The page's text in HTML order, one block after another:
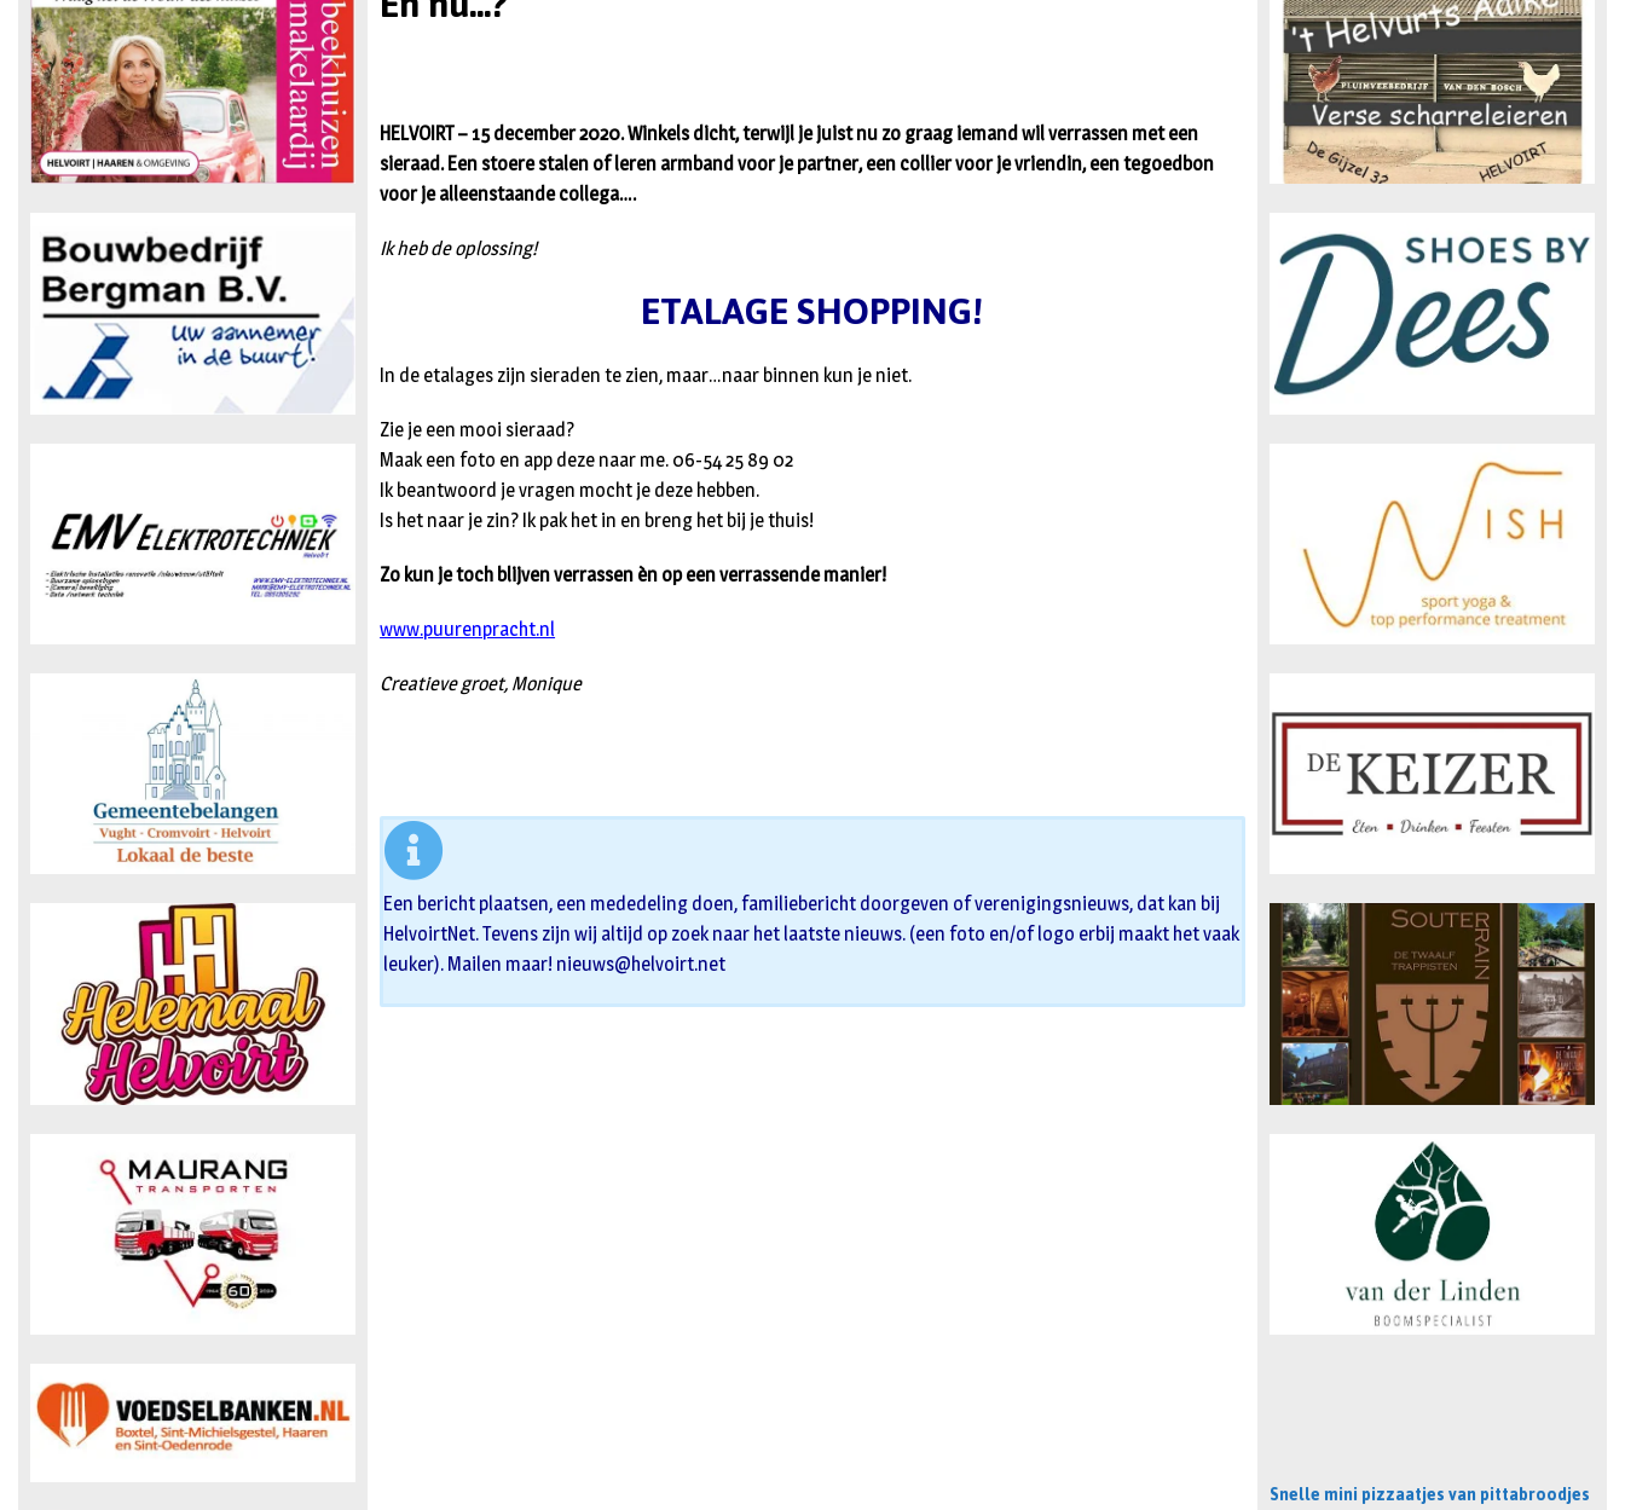
HELVOIRT – 15 december 2020. Winkels dicht, terwijl je juist nu zo graag iemand wil verrassen met een
sieraad. Een stoere stalen of leren armband voor je partner, een collier voor je vriendin, een tegoedbon
voor je alleenstaande collega….
Ik heb de oplossing!
ETALAGE SHOPPING!
In de etalages zijn sieraden te zien, maar…naar binnen kun je niet.
Zie je een mooi sieraad?
Maak een foto en app deze naar me. 06-54 25 89 02
Ik beantwoord je vragen mocht je deze hebben.
Is het naar je zin? Ik pak het in en breng het bij je thuis!
Zo kun je toch blijven verrassen èn op een verrassende manier!
www.puurenpracht.nl
Creatieve groet, Monique
Een bericht plaatsen, een mededeling doen, familiebericht doorgeven of verenigingsnieuws, dat kan bij
HelvoirtNet. Tevens zijn wij altijd op zoek naar het laatste nieuws. (een foto en/of logo erbij maakt het vaak
leuker). Mailen maar! nieuws@helvoirt.net
Snelle mini pizzaatjes van pittabroodjes
n